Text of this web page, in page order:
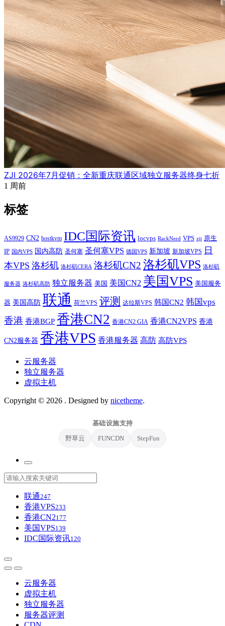
ZJI 2026年7月促销：全新重庆联通区域独立服务器终身七折
1 周前
标签
AS9929 CN2 hostkvm IDC国际资讯 locvps RackNerd VPS zji 原生
IP 国内VPS 国内高防 圣何塞 圣何塞VPS 德国VPS 新加坡 新加坡VPS
日
本VPS 洛杉矶 洛杉矶CERA 洛杉矶CN2 洛杉矶VPS 洛杉矶
服务器 洛杉矶高防 独立服务器 美国 美国CN2 美国VPS 美国服务
器 美国高防 联通 荷兰VPS 评测 达拉斯VPS 韩国CN2 韩国vps
香港 香港BGP 香港CN2 香港CN2 GIA 香港CN2VPS 香港
CN2服务器 香港VPS 香港服务器 高防 高防VPS
云服务器
独立服务器
虚拟主机
Copyright © 2026 . Designed by nicetheme.
基础设施支持
野草云
FUNCDN StepFun
联通247
香港VPS233
香港CN2177
美国VPS139
IDC国际资讯120
云服务器
虚拟主机
独立服务器
服务器评测